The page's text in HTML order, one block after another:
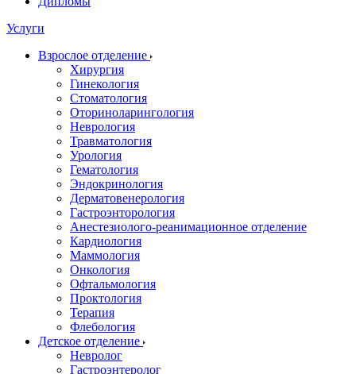
Услуги
Взрослое отделение
Хирургия
Гинекология
Стоматология
Оториноларингология
Неврология
Травматология
Урология
Гематология
Эндокринология
Дерматовенерология
Гастроэнторология
Анестезиолого-реанимационное отделение
Кардиология
Маммология
Онкология
Офтальмология
Проктология
Терапия
Флебология
Детское отделение
Невролог
Гастроэнтеролог